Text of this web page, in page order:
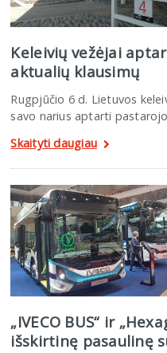
Keleivių vežėjai
aktualių klausimų
Rugpjūčio 6 d. Lietuvos
savo narius aptarti
Skaityti daugiau
„IVECO BUS“ ir
išskirtinę pasaulinę